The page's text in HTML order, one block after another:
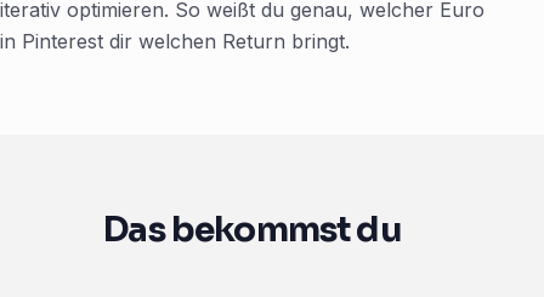
iterativ optimieren. So weißt du genau, welcher Euro
in Pinterest dir welchen Return bringt.
Das bekommst du